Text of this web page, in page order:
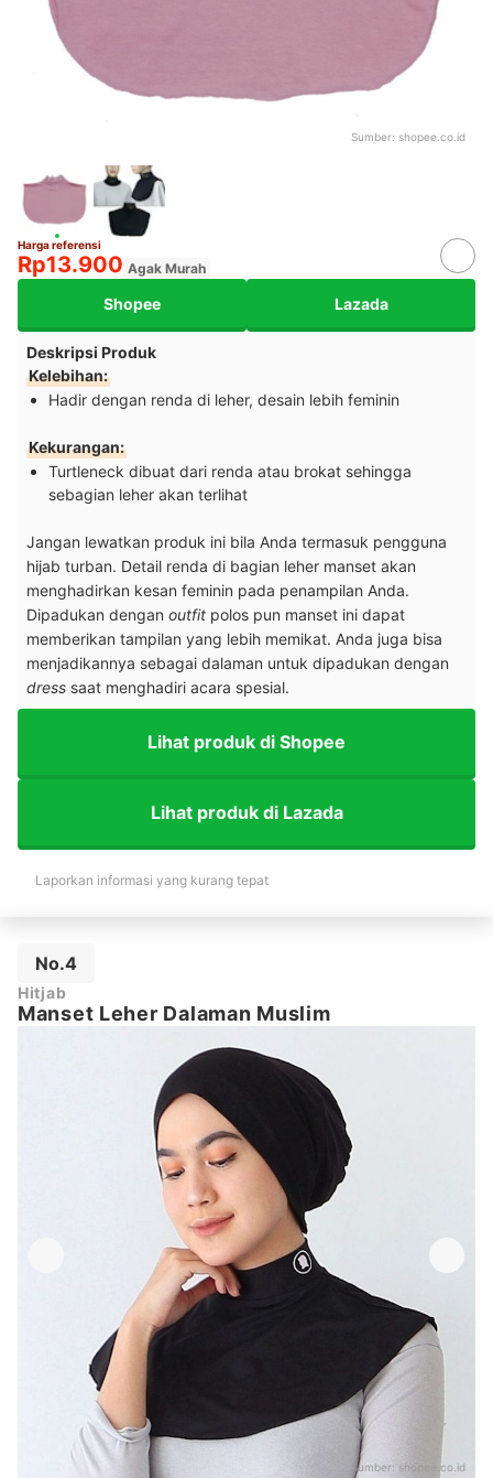
Sumber: shopee.co.id
Harga referensi
Rp13.900 Agak Murah
Shopee Lazada
Deskripsi Produk
Kelebihan:
Hadir dengan renda di leher, desain lebih feminin
Kekurangan:
Turtleneck dibuat dari renda atau brokat sehingga
sebagian leher akan terlihat
Jangan lewatkan produk ini bila Anda termasuk pengguna
hijab turban. Detail renda di bagian leher manset akan
menghadirkan kesan feminin pada penampilan Anda.
Dipadukan dengan outfit polos pun manset ini dapat
memberikan tampilan yang lebih memikat. Anda juga bisa
menjadikannya sebagai dalaman untuk dipadukan dengan
dress saat menghadiri acara spesial.
Lihat produk di Shopee
Lihat produk di Lazada
Laporkan informasi yang kurang tepat
No.4
Hitjab
Manset Leher Dalaman Muslim
Sumber: shopee.co.id